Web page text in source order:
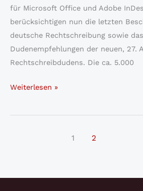
für Microsoft Office und Adobe
berücksichtigen nun die letzten
deutsche Rechtschreibung sowie
Dudenempfehlungen der neuen, 27.
Rechtschreibdudens. Die ca. 5.000
Duden
auf
Weiterlesen »
1 2